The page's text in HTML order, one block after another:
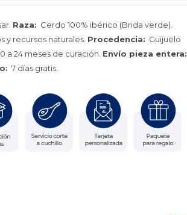
Raza: Cerdo 100% ibérico (Brida verde).
y recursos naturales. Procedencia: Guijuelo
a 24 meses de curación. Envío pieza entera:
7 días gratis.